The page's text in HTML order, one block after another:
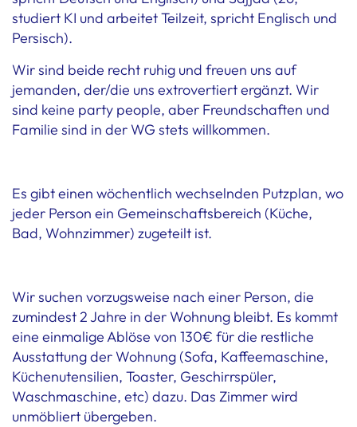
studiert KI und arbeitet Teilzeit, spricht Englisch und
Persisch).
Wir sind beide recht ruhig und freuen uns auf
jemanden, der/die uns extrovertiert ergänzt. Wir
sind keine party people, aber Freundschaften und
Familie sind in der WG stets willkommen.
Es gibt einen wöchentlich wechselnden Putzplan, wo
jeder Person ein Gemeinschaftsbereich (Küche,
Bad, Wohnzimmer) zugeteilt ist.
Wir suchen vorzugsweise nach einer Person, die
zumindest 2 Jahre in der Wohnung bleibt. Es kommt
eine einmalige Ablöse von 130€ für die restliche
Ausstattung der Wohnung (Sofa, Kaffeemaschine,
Küchenutensilien, Toaster, Geschirrspüler,
Waschmaschine, etc) dazu. Das Zimmer wird
unmöbliert übergeben.